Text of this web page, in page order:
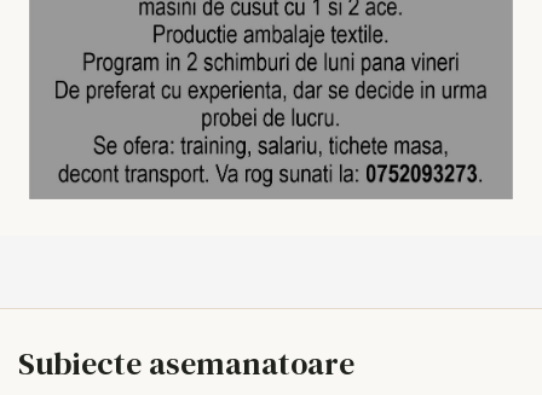
Subiecte asemanatoare